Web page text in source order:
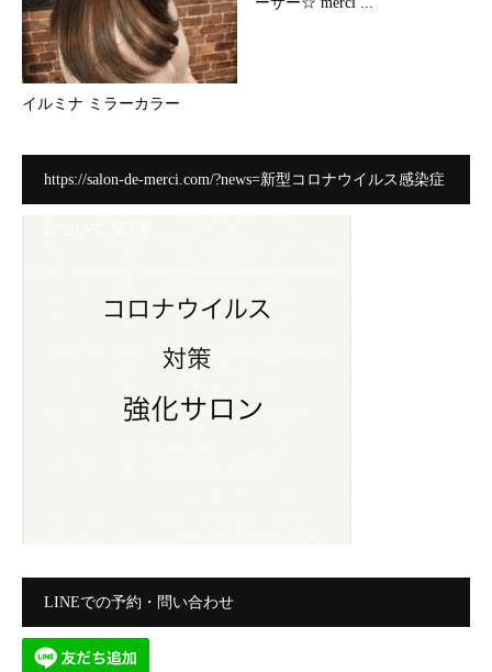
イルミナ ミラーカラー
https://salon-de-merci.com/?news=新型コロナウイルス感染症
LINEでの予約・問い合わせ